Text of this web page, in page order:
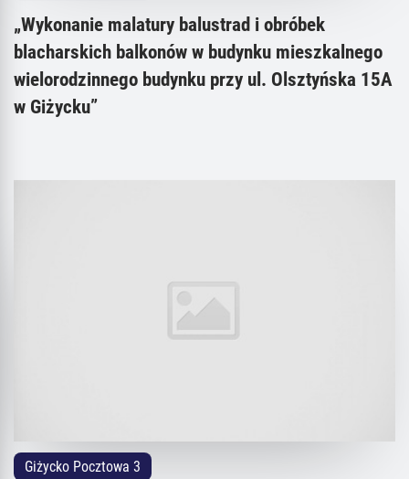
„Wykonanie malatury balustrad i obróbek
blacharskich balkonów w budynku mieszkalnego
wielorodzinnego budynku przy ul. Olsztyńska 15A
w Giżycku”
Giżycko Pocztowa 3